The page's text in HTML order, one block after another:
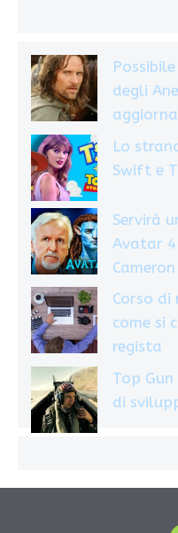
degli
Lo
Swift e
Servirà
Avatar 4
Cameron
Corso di
come si
regista
Top
di